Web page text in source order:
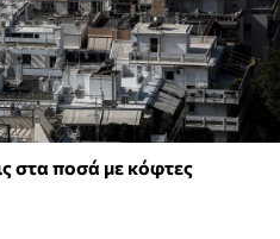
στα ποσά με κόφτες